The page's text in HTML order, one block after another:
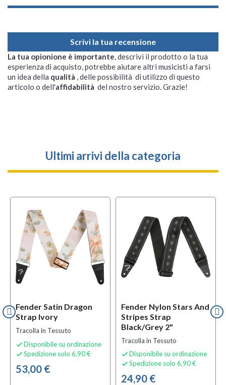
Scrivi la tua recensione
La tua opionione è importante, descrivi il prodotto o la tua
esperienza di acquisto, potrebbe aiutare altri musicisti a farsi
un idea della qualità , delle possibilità di utilizzo di questo
articolo o dell'affidabilità del nostro servizio. Grazie!
Ultimi arrivi della categoria
Fender Satin Dragon
Strap Ivory
Tracolla in Tessuto
 Disponibile su ordinazione
 Spedizione solo 6,90 €
53,00 €
Fender Nylon Stars And
Stripes Strap
Black/Grey 2"
Tracolla in Tessuto
 Disponibile su ordinazione
 Spedizione solo 6,90 €
24,90 €